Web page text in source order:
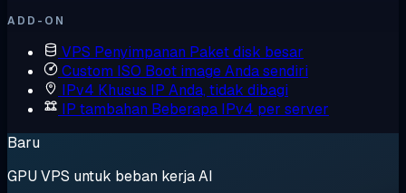
ADD-ON
VPS Penyimpanan Paket disk besar
Custom ISO Boot image Anda sendiri
IPv4 Khusus IP Anda, tidak dibagi
IP tambahan Beberapa IPv4 per server
Baru
GPU VPS untuk beban kerja AI